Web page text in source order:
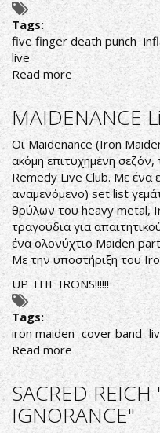
Tags:
five finger death punch
live
Read moreabout
FIVE
FINGER
DEATH
PUNCH
&
IN
FLAMES
ΑΝΑΚΟΙΝΩΣΑΝ
ΚΟΙΝΗ
ΠΕΡΙΟΔΕΙΑ
ΣΤΗΝ
ΕΥΡΩΠΗ
ΤΟ
ΦΘΙΝΟΠΩΡΟ
MAIDENANCE
Οι Maidenance (Iron
ακόμη επιτυχημένη
Remedy Live Club. Με ένα
αναμενόμενο) set list
θρύλων του heavy metal,
τραγούδια για
ένα ολονύχτιο Maiden
Με την υποστήριξη του
UP THE IRONS!!!!!!
Tags:
iron maiden cover band
Read more about
MAIDENANCE
Live
In
Remedy
SACRED REICH
IGNORANCE"